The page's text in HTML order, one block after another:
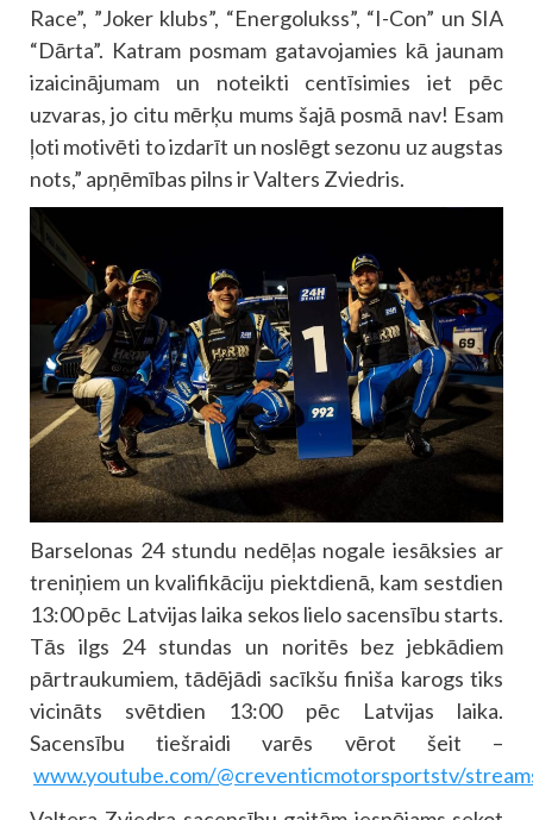
Race”, ”Joker klubs”, “Energolukss”, “I-Con” un SIA
“Dārta”. Katram posmam gatavojamies kā jaunam
izaicinājumam un noteikti centīsimies iet pēc
uzvaras, jo citu mērķu mums šajā posmā nav! Esam
ļoti motivēti to izdarīt un noslēgt sezonu uz augstas
nots,” apņēmības pilns ir Valters Zviedris.
Barselonas 24 stundu nedēļas nogale iesāksies ar
treniņiem un kvalifikāciju piektdienā, kam sestdien
13:00 pēc Latvijas laika sekos lielo sacensību starts.
Tās ilgs 24 stundas un noritēs bez jebkādiem
pārtraukumiem, tādējādi sacīkšu finiša karogs tiks
vicināts svētdien 13:00 pēc Latvijas laika.
Sacensību tiešraidi varēs vērot šeit –
www.youtube.com/@creventicmotorsportstv/